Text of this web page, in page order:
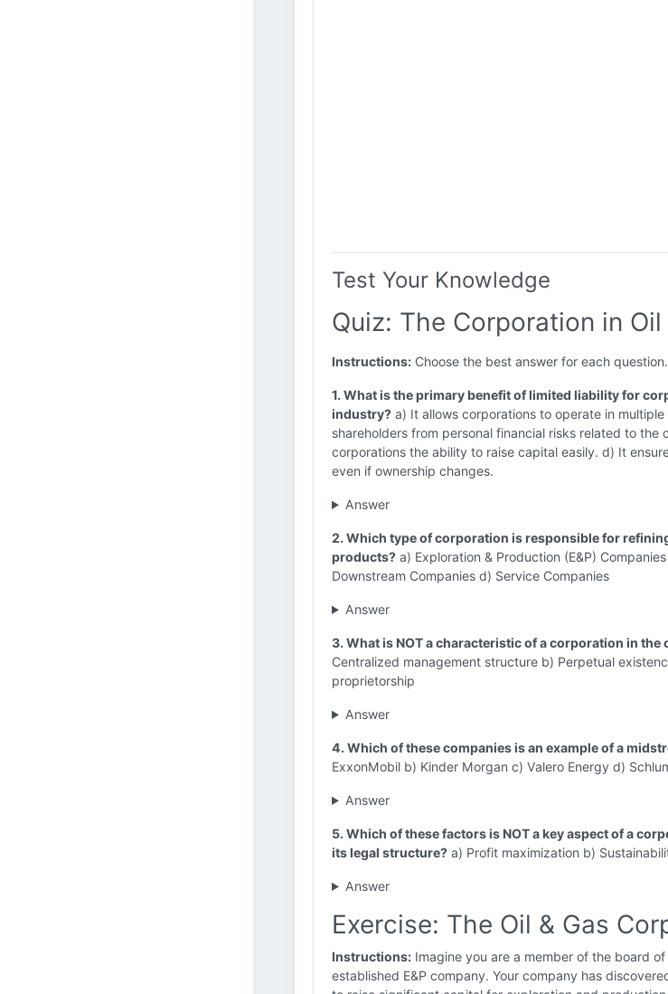
Test Your Knowledge
Quiz: The Corporation in Oil
Instructions: Choose the best answer for each question.
1. What is the primary benefit of limited liability for
industry? a) It allows corporations to operate in
shareholders from personal financial risks related to
corporations the ability to raise capital easily. d) It
even if ownership changes.
Answer
2. Which type of corporation is responsible for
products? a) Exploration & Production (E&P)
Downstream Companies d) Service Companies
Answer
3. What is NOT a characteristic of a corporation in the
Centralized management structure b) Perpetual
proprietorship
Answer
4. Which of these companies is an example of a
ExxonMobil b) Kinder Morgan c) Valero Energy d)
Answer
5. Which of these factors is NOT a key aspect of a
its legal structure? a) Profit maximization b)
Answer
Exercise: The Oil & Gas
Instructions: Imagine you are a member of the board
established E&P company. Your company has